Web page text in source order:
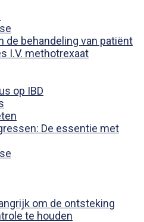
de behandeling van patiënt
I.V. methotrexaat
op IBD
De essentie met
om de ontsteking
te houden